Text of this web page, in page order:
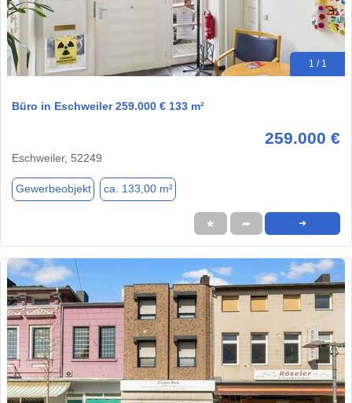
1 / 1
Büro in Eschweiler 259.000 € 133 m²
259.000 €
Eschweiler, 52249
Gewerbeobjekt ca. 133,00 m²
★ ➦ ➜